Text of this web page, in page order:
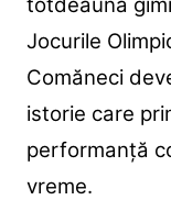
Jocurile
Comăneci
istorie care
performanță
vreme.